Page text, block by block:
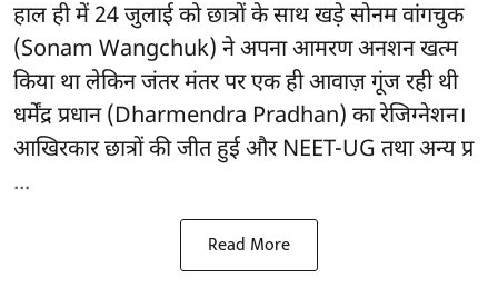
हाल ही में 24 जुलाई को छात्रों के साथ खड़े सोनम वांगचुक
(Sonam Wangchuk) ने अपना आमरण अनशन खत्म
किया था लेकिन जंतर मंतर पर एक ही आवाज़ गूंज रही थी
धर्मेंद्र प्रधान (Dharmendra Pradhan) का रेजिग्नेशन।
आखिरकार छात्रों की जीत हुई और NEET-UG तथा अन्य प्र
...
Read More